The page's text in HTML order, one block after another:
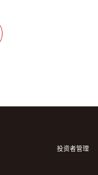
投资者管理